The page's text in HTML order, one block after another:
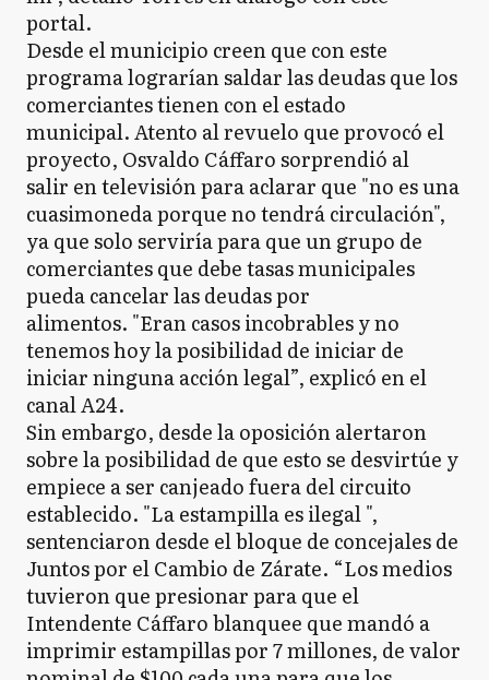
portal.
Desde el municipio creen que con este
programa lograrían saldar las deudas que los
comerciantes tienen con el estado
municipal. Atento al revuelo que provocó el
proyecto, Osvaldo Cáffaro sorprendió al
salir en televisión para aclarar que "no es una
cuasimoneda porque no tendrá circulación",
ya que solo serviría para que un grupo de
comerciantes que debe tasas municipales
pueda cancelar las deudas por
alimentos. "Eran casos incobrables y no
tenemos hoy la posibilidad de iniciar de
iniciar ninguna acción legal”, explicó en el
canal A24.
Sin embargo, desde la oposición alertaron
sobre la posibilidad de que esto se desvirtúe y
empiece a ser canjeado fuera del circuito
establecido. "La estampilla es ilegal ",
sentenciaron desde el bloque de concejales de
Juntos por el Cambio de Zárate. “Los medios
tuvieron que presionar para que el
Intendente Cáffaro blanquee que mandó a
imprimir estampillas por 7 millones, de valor